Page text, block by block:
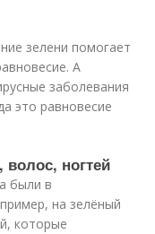
зелени помогает
А
заболевания
это равновесие
ногтей
были в
на зелёный
которые